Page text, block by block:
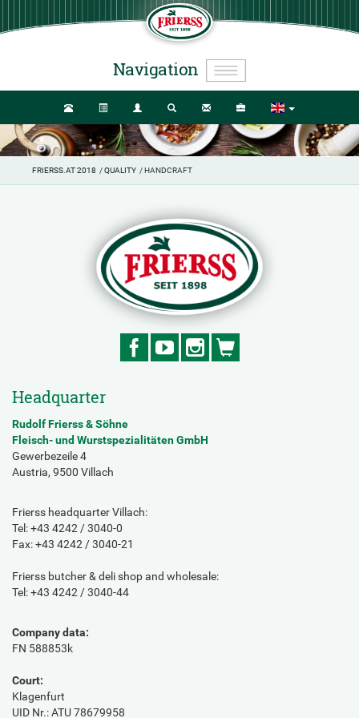
Navigation
FRIERSS.AT 2018 /QUALITY / HANDCRAFT
Headquarter
Rudolf Frierss & Söhne
Fleisch- und Wurstspezialitäten GmbH
Gewerbezeile 4
Austria, 9500 Villach
Frierss headquarter Villach:
Tel: +43 4242 / 3040-0
Fax: +43 4242 / 3040-21
Frierss butcher & deli shop and wholesale:
Tel: +43 4242 / 3040-44
Company data:
FN 588853k
Court:
Klagenfurt
UID Nr.: ATU 78679958